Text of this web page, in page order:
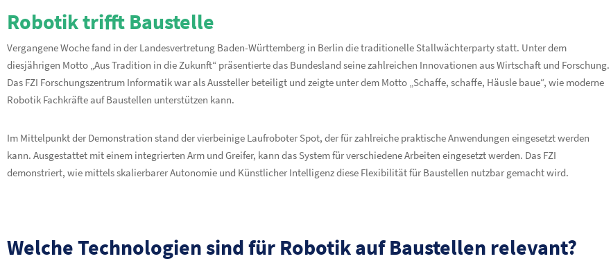
Robotik trifft Baustelle
Vergangene Woche fand in der Landesvertretung Baden-Württemberg in Berlin die traditionelle Stallwächterparty statt. Unter dem
diesjährigen Motto „Aus Tradition in die Zukunft“ präsentierte das Bundesland seine zahlreichen Innovationen aus Wirtschaft und Forschung.
Das FZI Forschungszentrum Informatik war als Aussteller beteiligt und zeigte unter dem Motto „Schaffe, schaffe, Häusle baue“, wie moderne
Robotik Fachkräfte auf Baustellen unterstützen kann.
Im Mittelpunkt der Demonstration stand der vierbeinige Laufroboter Spot, der für zahlreiche praktische Anwendungen eingesetzt werden
kann. Ausgestattet mit einem integrierten Arm und Greifer, kann das System für verschiedene Arbeiten eingesetzt werden. Das FZI
demonstriert, wie mittels skalierbarer Autonomie und Künstlicher Intelligenz diese Flexibilität für Baustellen nutzbar gemacht wird.
Welche Technologien sind für Robotik auf Baustellen relevant?